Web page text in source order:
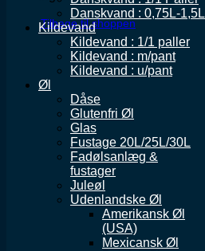
Tilbage til shoppen
Danskvand : 0,75L-1,5L
Kildevand
Kildevand : 1/1 paller
Kildevand : m/pant
Kildevand : u/pant
Øl
Dåse
Glutenfri Øl
Glas
Fustage 20L/25L/30L
Fadølsanlæg &
fustager
Juleøl
Udenlandske Øl
Amerikansk Øl
(USA)
Mexicansk Øl